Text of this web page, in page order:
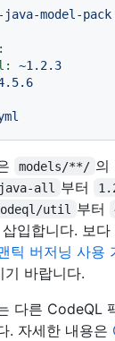
java-model-pack
~1.2.3
models/**/ 의
all 부터
util 부터
입합니다. 보
틱 버저닝 사용
기 바랍니다.
다른 CodeQL
. 자세한 내용은